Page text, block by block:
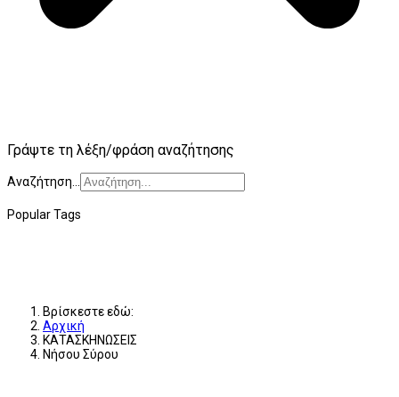
Γράψτε τη λέξη/φράση αναζήτησης
Αναζήτηση...
Popular Tags
Βρίσκεστε εδώ:
Αρχική
ΚΑΤΑΣΚΗΝΩΣΕΙΣ
Νήσου Σύρου